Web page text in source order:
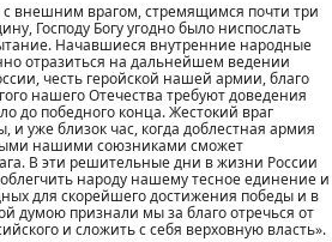
внешним врагом, стремящимся почти три
Господу Богу угодно было ниспослать
Начавшиеся внутренние народные
отразиться на дальнейшем ведении
честь геройской нашей армии, благо
нашего Отечества требуют доведения
до победного конца. Жестокий враг
и уже близок час, когда доблестная армия
нашими союзниками сможет
В эти решительные дни в жизни России
народу нашему тесное единение и
для скорейшего достижения победы и в
думою признали мы за благо отречься от
и сложить с себя верховную власть».